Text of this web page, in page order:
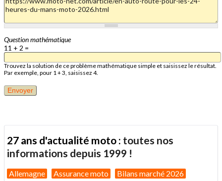
Question mathématique
11 + 2 =
Trouvez la solution de ce problème mathématique simple et saisissez le résultat.
Par exemple, pour 1 + 3, saisissez 4.
27 ans d'actualité moto : toutes nos
informations depuis 1999 !
Allemagne Assurance moto Bilans marché 2026